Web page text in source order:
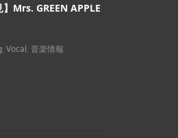
】Mrs. GREEN APPLE
, Vocal, 音楽情報